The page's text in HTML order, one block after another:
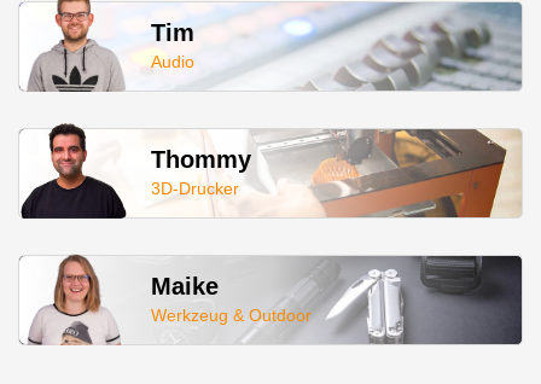
Tim
Audio
Thommy
3D-Drucker
Maike
Werkzeug & Outdoor